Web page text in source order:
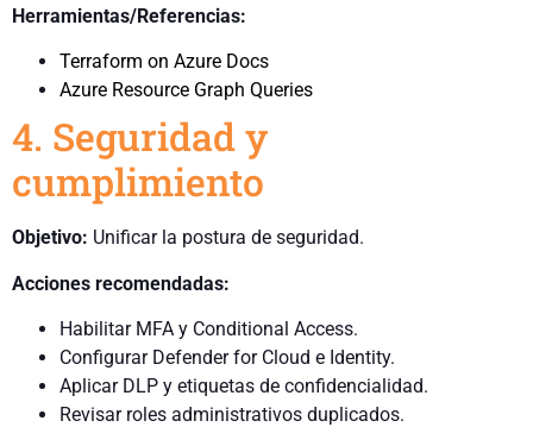
Herramientas/Referencias:
Terraform on Azure Docs
Azure Resource Graph Queries
4. Seguridad y
cumplimiento
Objetivo: Unificar la postura de seguridad.
Acciones recomendadas:
Habilitar MFA y Conditional Access.
Configurar Defender for Cloud e Identity.
Aplicar DLP y etiquetas de confidencialidad.
Revisar roles administrativos duplicados.